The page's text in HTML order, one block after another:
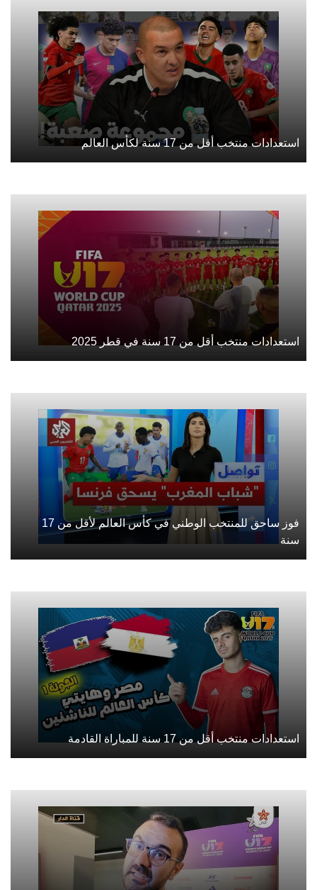
استعدادات منتخب أقل من 17 سنة لكأس العالم
استعدادات منتخب أقل من 17 سنة في قطر 2025
فوز ساحق للمنتخب الوطني في كأس العالم لأقل من 17
سنة
استعدادات منتخب أقل من 17 سنة للمباراة القادمة